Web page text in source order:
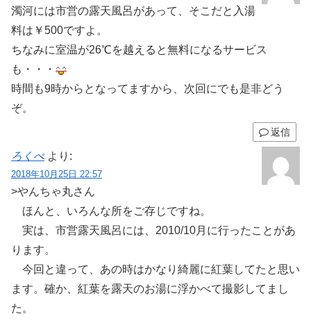
濁河には市営の露天風呂があって、そこだと入湯
料は￥500ですよ。
ちなみに室温が26℃を越えると無料になるサービス
も・・・
時間も9時からとなってますから、次回にでも是非どう
ぞ。
返信
ろくべ より:
2018年10月25日 22:57
>やんちゃ丸さん
ほんと、いろんな所をご存じですね。
実は、市営露天風呂には、2010/10月に行ったことがあ
ります。
今回と違って、あの時はかなり綺麗に紅葉してたと思い
ます。確か、紅葉を露天のお湯に浮かべて撮影してまし
た。